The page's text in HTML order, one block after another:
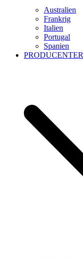
Australien
Frankrig
Italien
Portugal
Spanien
PRODUCENTER